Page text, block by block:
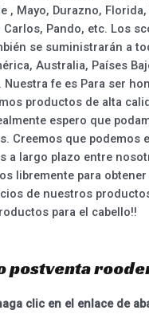
, Mayo, Durazno,
Carlos, Pando, etc. Los
se suministrarán a
Australia, Países
Nuestra fe es Para ser
productos de alta
espero que
Creemos que podemos
a largo plazo entre
libremente para
de nuestros
para el cabello!!
postventa
clic en el enlace de